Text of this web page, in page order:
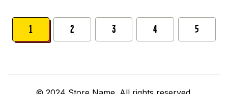
1 2 3 4 5